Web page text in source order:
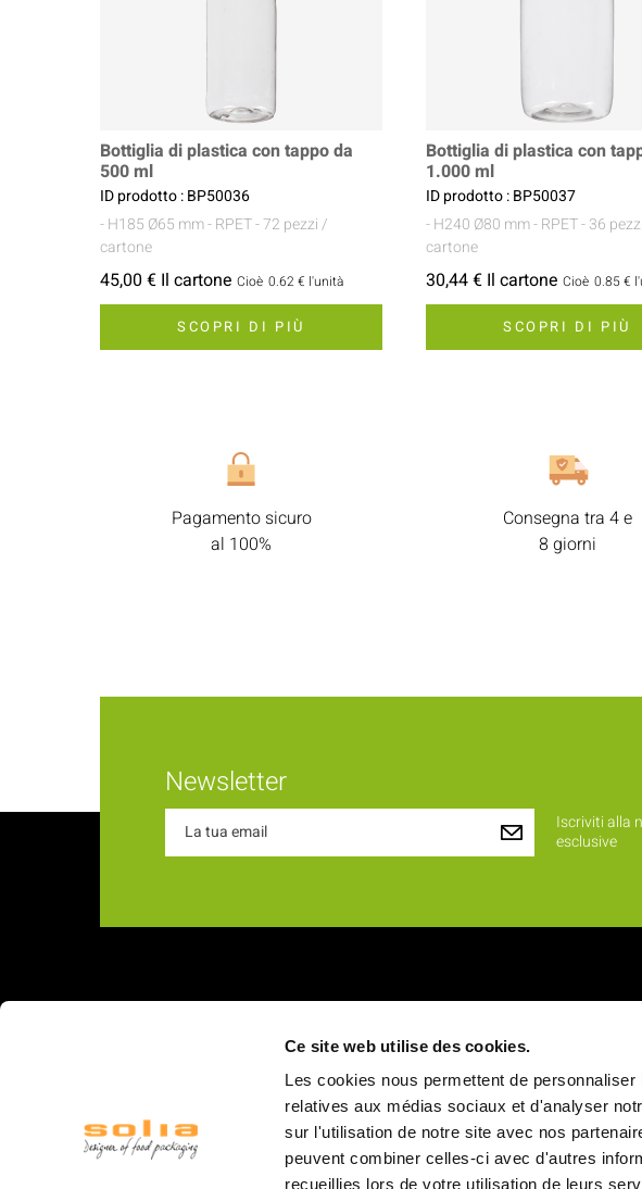
Ce site web utilise des cookies.
Les cookies nous permettent de
relatives aux médias sociaux et d'analyser
sur l'utilisation de notre site avec nos
peuvent combiner celles-ci avec d'autres
recueillies lors de votre utilisation de leurs
Bottiglia di plastica con tappo da
500 ml
ID prodotto : BP50036
- H185 Ø65 mm- RPET- 72 pezzi /
cartone
45,00 € Il cartone Cioè 0.62 € l'unità
SCOPRI DI PIÙ
Bottiglia di plastica con
1.000 ml
ID prodotto : BP50037
- H240 Ø80 mm- RPET- 36
cartone
30,44 € Il cartone Cioè 0.85 €
SCOPRI DI PIÙ
Pagamento sicuro
al 100%
Consegna tra 4 e
8 giorni
Newsletter
Iscriviti alla
esclusive
La nostra identità
I nostri valori
Struttura
Il personale